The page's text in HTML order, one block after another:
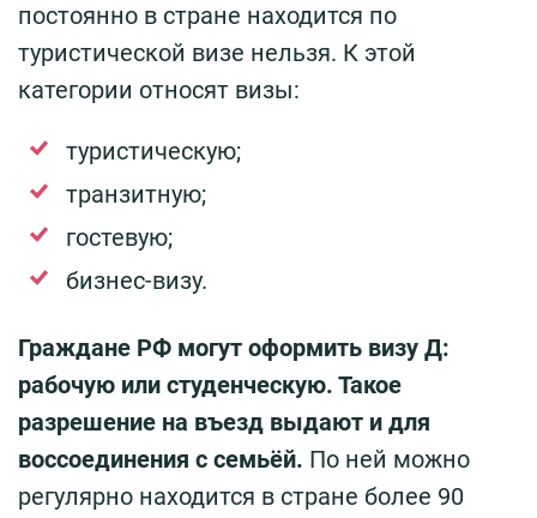
постоянно в стране находится по
туристической визе нельзя. К этой
категории относят визы:
туристическую;
транзитную;
гостевую;
бизнес-визу.
Граждане РФ могут оформить визу Д:
рабочую или студенческую. Такое
разрешение на въезд выдают и для
воссоединения с семьёй. По ней можно
регулярно находится в стране более 90